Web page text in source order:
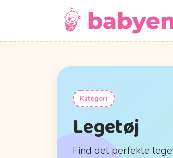
Kategori
Legetøj
Find det perfekte